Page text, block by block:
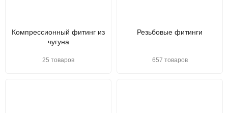
Компрессионный фитинг из
чугуна
25 товаров
Резьбовые фитинги
657 товаров